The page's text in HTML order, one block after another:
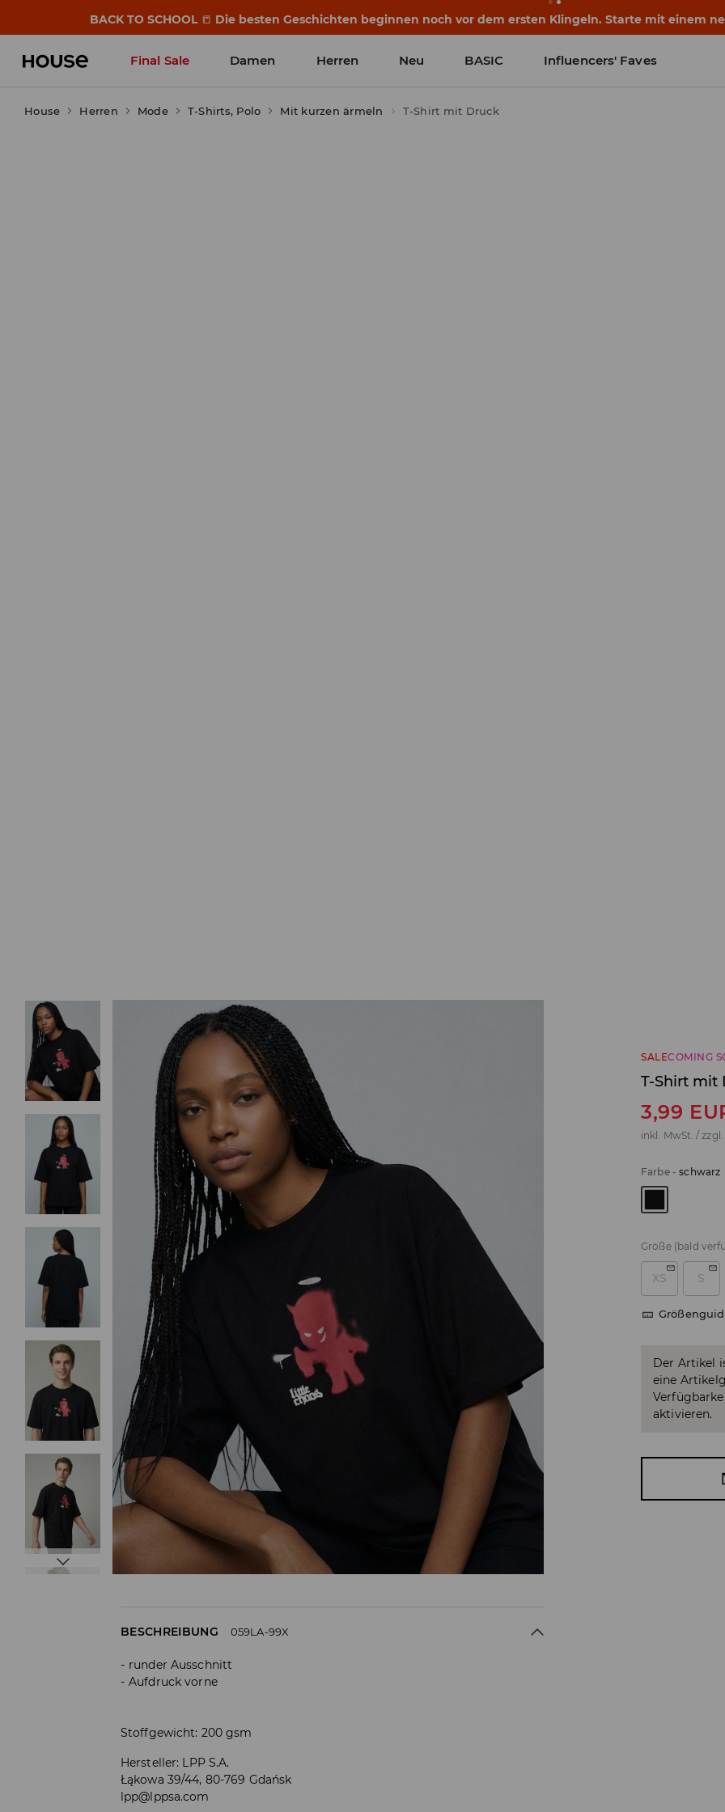
BACK TO SCHOOL 📒 Die besten Geschichten beginnen noch vor dem ersten Klingeln. Starte mit einem
Final Sale Damen Herren Neu BASIC Influencers' Faves
House Herren Mode T-Shirts, Polo Mit kurzen ärmeln T-Shirt mit Druck
SALECOMING
T-Shirt mit
3,99
inkl. MwSt. / zzgl.
Farbe-schwarz
Größe (bald
XS S
Der Artikel
eine
aktivieren.
BESCHREIBUNG 059LA-99X
runder Ausschnitt
Aufdruck vorne
Stoffgewicht: 200 gsm
Hersteller: LPP S.A.
Łąkowa 39/44, 80-769 Gdańsk
lpp@lppsa.com